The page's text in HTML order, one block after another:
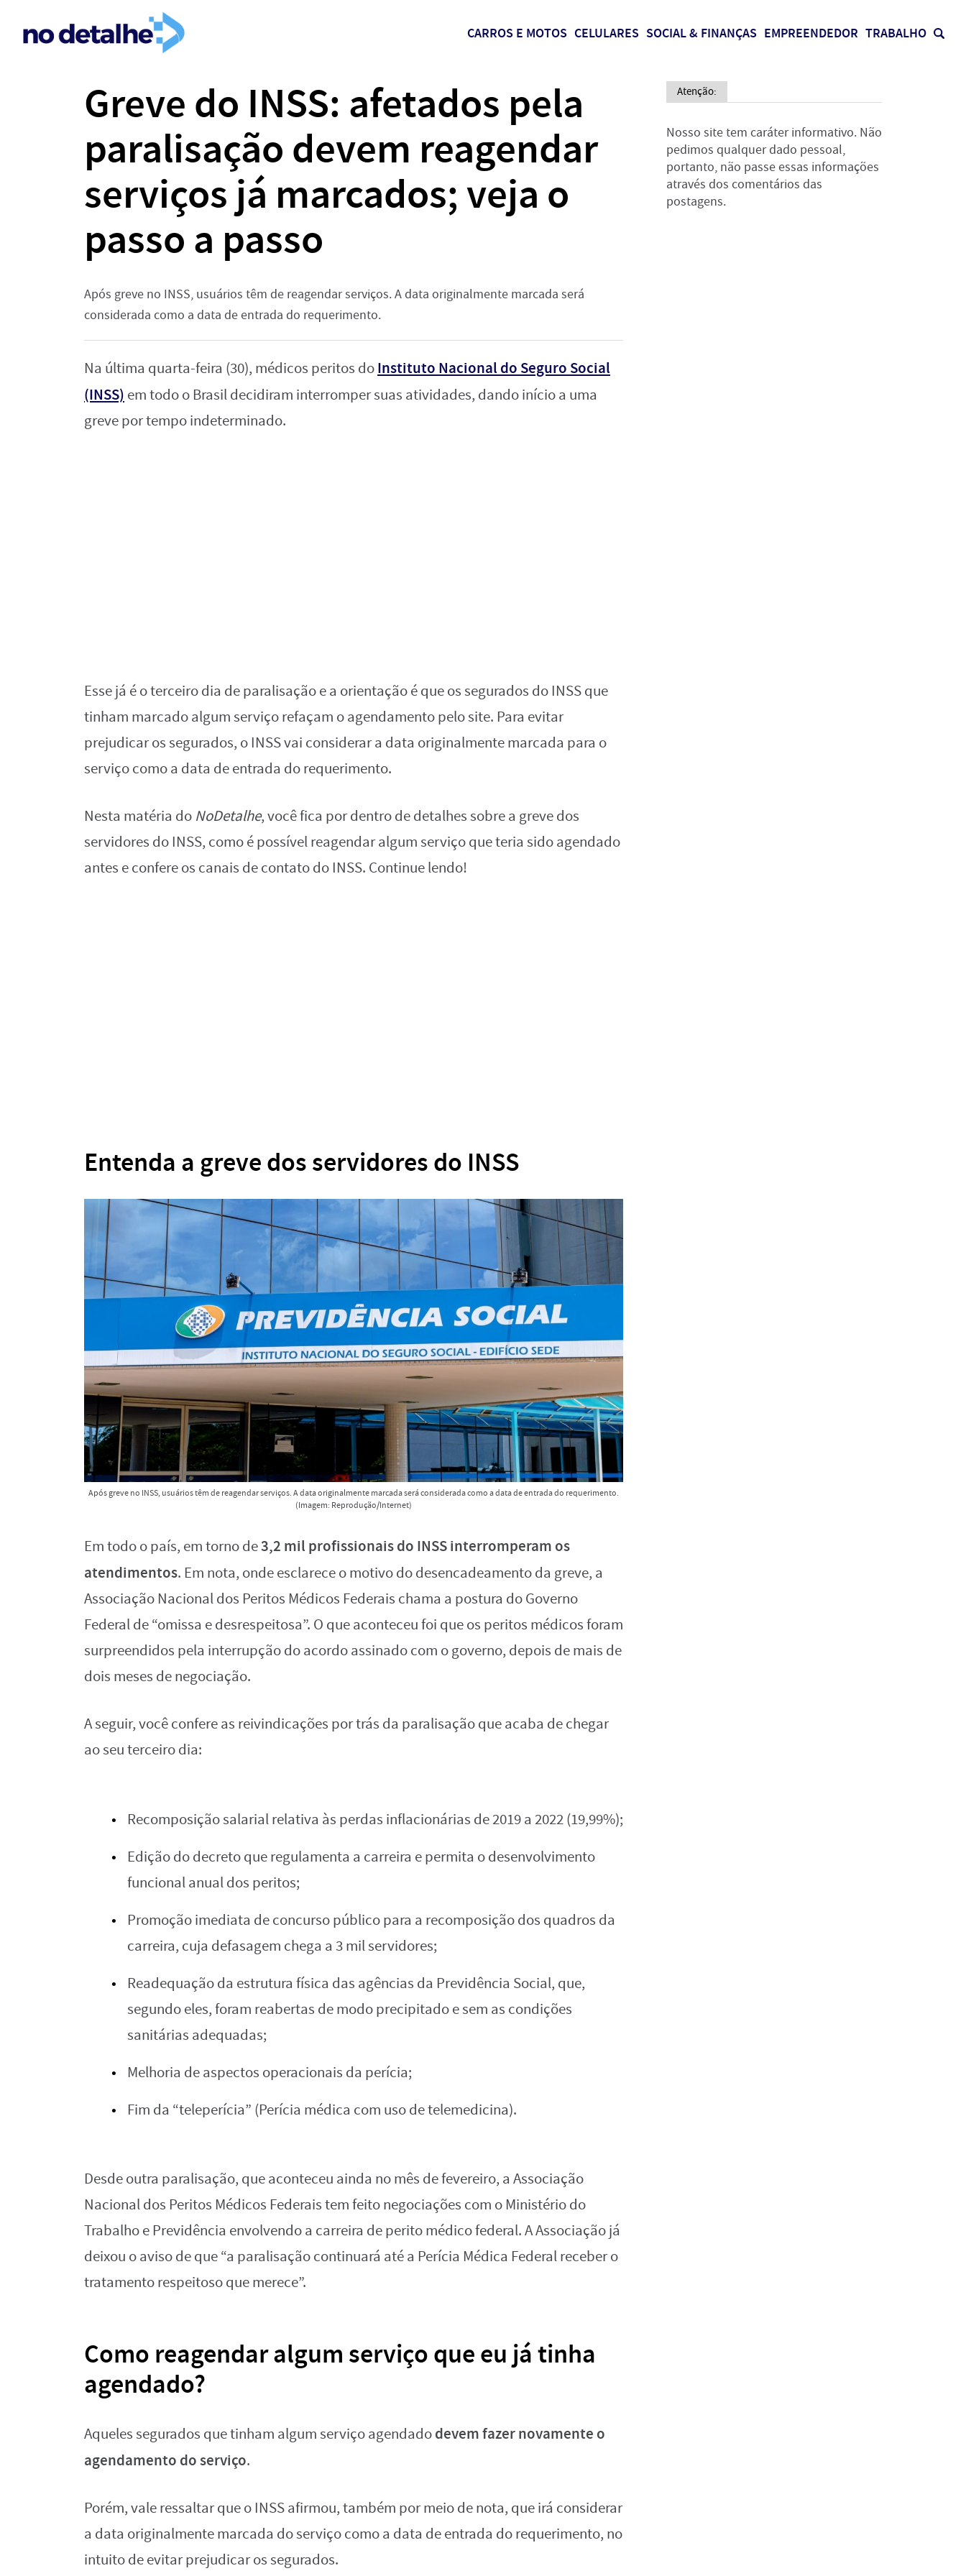
CARROS E MOTOS CELULARES SOCIAL & FINANÇAS EMPREENDEDOR TRABALHO
Greve do INSS: afetados pela
paralisação devem reagendar
serviços já marcados; veja o
passo a passo
Após greve no INSS, usuários têm de reagendar serviços. A data originalmente marcada será
considerada como a data de entrada do requerimento.
Na última quarta-feira (30), médicos peritos doInstituto Nacional do Seguro Social
(INSS) em todo o Brasil decidiram interromper suas atividades, dando início a uma
greve por tempo indeterminado.
Esse já é o terceiro dia de paralisação e a orientação é que os segurados do INSS que
tinham marcado algum serviço refaçam o agendamento pelo site. Para evitar
prejudicar os segurados, o INSS vai considerar a data originalmente marcada para o
serviço como a data de entrada do requerimento.
Nesta matéria do NoDetalhe, você fica por dentro de detalhes sobre a greve dos
servidores do INSS, como é possível reagendar algum serviço que teria sido agendado
antes e confere os canais de contato do INSS. Continue lendo!
Entenda a greve dos servidores do INSS
Após greve no INSS, usuários têm de reagendar serviços. A data originalmente marcada será considerada como a data de entrada do requerimento.
(Imagem: Reprodução/Internet)
Em todo o país, em torno de3,2 mil profissionais do INSS interromperam os
atendimentos. Em nota, onde esclarece o motivo do desencadeamento da greve, a
Associação Nacional dos Peritos Médicos Federais chama a postura do Governo
Federal de “omissa e desrespeitosa”. O que aconteceu foi que os peritos médicos foram
surpreendidos pela interrupção do acordo assinado com o governo, depois de mais de
dois meses de negociação.
A seguir, você confere as reivindicações por trás da paralisação que acaba de chegar
ao seu terceiro dia:
Recomposição salarial relativa às perdas inflacionárias de 2019 a 2022 (19,99%);
Edição do decreto que regulamenta a carreira e permita o desenvolvimento
funcional anual dos peritos;
Promoção imediata de concurso público para a recomposição dos quadros da
carreira, cuja defasagem chega a 3 mil servidores;
Readequação da estrutura física das agências da Previdência Social, que,
segundo eles, foram reabertas de modo precipitado e sem as condições
sanitárias adequadas;
Melhoria de aspectos operacionais da perícia;
Fim da “teleperícia” (Perícia médica com uso de telemedicina).
Desde outra paralisação, que aconteceu ainda no mês de fevereiro, a Associação
Nacional dos Peritos Médicos Federais tem feito negociações com o Ministério do
Trabalho e Previdência envolvendo a carreira de perito médico federal. A Associação já
deixou o aviso de que “a paralisação continuará até a Perícia Médica Federal receber o
tratamento respeitoso que merece”.
Como reagendar algum serviço que eu já tinha
agendado?
Aqueles segurados que tinham algum serviço agendadodevem fazer novamente o
agendamento do serviço.
Porém, vale ressaltar que o INSS afirmou, também por meio de nota, que irá considerar
a data originalmente marcada do serviço como a data de entrada do requerimento, no
intuito de evitar prejudicar os segurados.
Atenção:
Nosso site tem caráter informativo. Não
pedimos qualquer dado pessoal,
portanto, não passe essas informações
através dos comentários das
postagens.